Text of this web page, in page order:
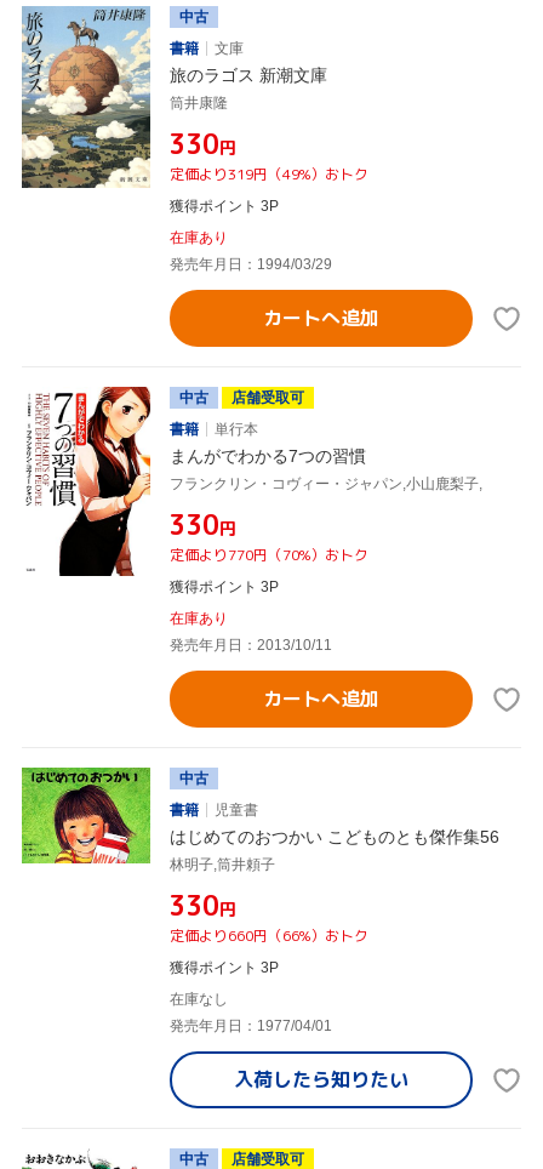
中古
書籍
文庫
旅のラゴス 新潮文庫
筒井康隆
¥330円
定価より319円（49%）おトク
獲得ポイント 3P
在庫あり
発売年月日：1994/03/29
カートへ追加
中古
店舗受取可
書籍
単行本
まんがでわかる7つの習慣
フランクリン・コヴィー・ジャパン,小山鹿梨子,
¥330円
定価より770円（70%）おトク
獲得ポイント 3P
在庫あり
発売年月日：2013/10/11
カートへ追加
中古
書籍
児童書
はじめてのおつかい こどものとも傑作集56
林明子,筒井頼子
¥330円
定価より660円（66%）おトク
獲得ポイント 3P
在庫なし
発売年月日：1977/04/01
入荷したら知りたい
中古
店舗受取可